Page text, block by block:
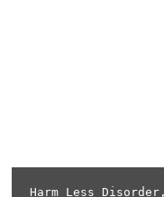
Harm Less